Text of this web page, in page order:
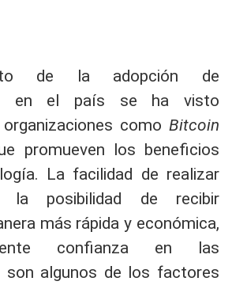
de la adopción de
en el país se ha visto
como Bitcoin
promueven los beneficios
La facilidad de realizar
la posibilidad de recibir
más rápida y económica,
confianza en las
son algunos de los factores